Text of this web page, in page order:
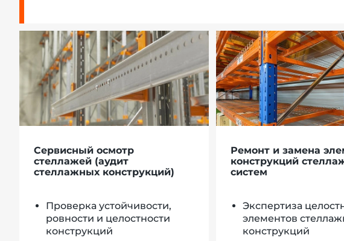
Сервисный осмотр
стеллажей (аудит
стеллажных конструкций)
Проверка устойчивости,
ровности и целостности
конструкций
Ремонт и замена
конструкций
систем
Экспертиза
элементов
конструкций